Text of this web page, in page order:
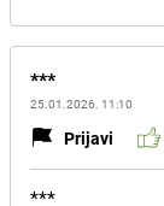
***
25.01.2026. 11:10
Prijavi
***